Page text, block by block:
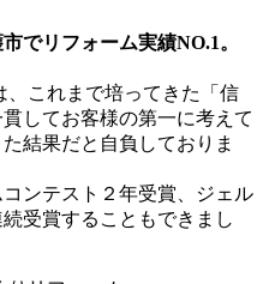
でリフォーム実績NO.1。
、これまで培ってきた「信
してお客様の第一に考えて
結果だと自負しておりま
ンテスト２年受賞、ジェル
受賞することもできまし